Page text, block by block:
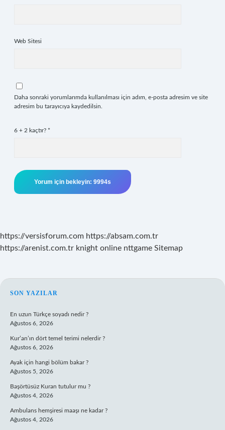
Web Sitesi
Daha sonraki yorumlarımda kullanılması için adım, e-posta adresim ve site
adresim bu tarayıcıya kaydedilsin.
6 + 2 kaçtır? *
https://versisforum.com https://absam.com.tr
https://arenist.com.tr knight online nttgame Sitemap
SIDEBAR
SON YAZILAR
En uzun Türkçe soyadı nedir ?
Ağustos 6, 2026
Kur’an’ın dört temel terimi nelerdir ?
Ağustos 6, 2026
Ayak için hangi bölüm bakar ?
Ağustos 5, 2026
Başörtüsüz Kuran tutulur mu ?
Ağustos 4, 2026
Ambulans hemşiresi maaşı ne kadar ?
Ağustos 4, 2026